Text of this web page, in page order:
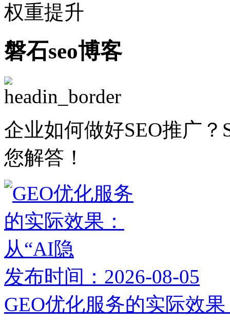
权重提升
磐石seo博客
企业如何做好SEO推广
您解答！
发布时间：2026-08-05
GEO优化服务的实际效